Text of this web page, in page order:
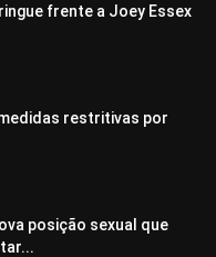
frente a Joey Essex
restritivas por
posição sexual que